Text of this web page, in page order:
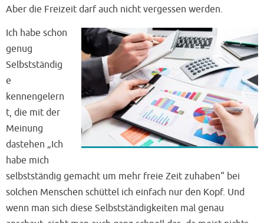
Aber die Freizeit darf auch nicht vergessen werden.
Ich habe schon
genug
Selbstständig
e
kennengelern
t, die mit der
Meinung
dastehen „Ich
habe mich
selbstständig gemacht um mehr freie Zeit zuhaben“ bei
solchen Menschen schüttel ich einfach nur den Kopf. Und
wenn man sich diese Selbstständigkeiten mal genau